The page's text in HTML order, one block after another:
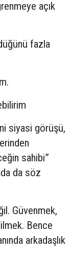
açık
fazla
siyasi görüşü,
sahibi”
da söz
Güvenmek,
Bence
arkadaşlık